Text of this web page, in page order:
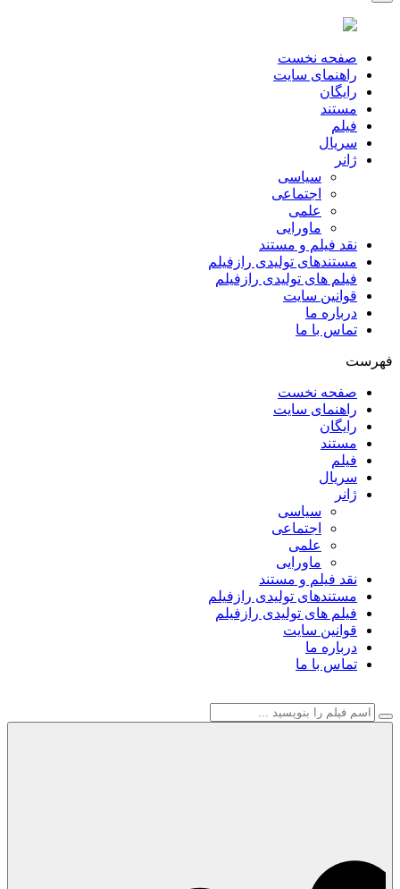
صفحه نخست
راهنمای سایت
رایگان
مستند
فیلم
سریال
ژانر
سیاسی
اجتماعی
علمی
ماورایی
نقد فیلم و مستند
مستندهای تولیدی رازفیلم
فیلم های تولیدی رازفیلم
قوانین سایت
درباره ما
تماس با ما
فهرست
صفحه نخست
راهنمای سایت
رایگان
مستند
فیلم
سریال
ژانر
سیاسی
اجتماعی
علمی
ماورایی
نقد فیلم و مستند
مستندهای تولیدی رازفیلم
فیلم های تولیدی رازفیلم
قوانین سایت
درباره ما
تماس با ما